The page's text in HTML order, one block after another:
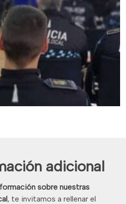
adicional
sobre nuestras
, te invitamos a rellenar el